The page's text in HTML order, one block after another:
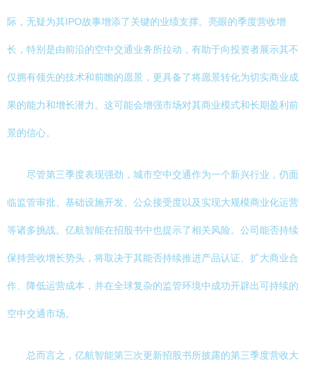
际，无疑为其IPO故事增添了关键的业绩支撑。亮眼的季度营收增
长，特别是由前沿的空中交通业务所拉动，有助于向投资者展示其不
仅拥有领先的技术和前瞻的愿景，更具备了将愿景转化为切实商业成
果的能力和增长潜力。这可能会增强市场对其商业模式和长期盈利前
景的信心。
尽管第三季度表现强劲，城市空中交通作为一个新兴行业，仍面
临监管审批、基础设施开发、公众接受度以及实现大规模商业化运营
等诸多挑战。亿航智能在招股书中也提示了相关风险。公司能否持续
保持营收增长势头，将取决于其能否持续推进产品认证、扩大商业合
作、降低运营成本，并在全球复杂的监管环境中成功开辟出可持续的
空中交通市场。
总而言之，亿航智能第三次更新招股书所披露的第三季度营收大